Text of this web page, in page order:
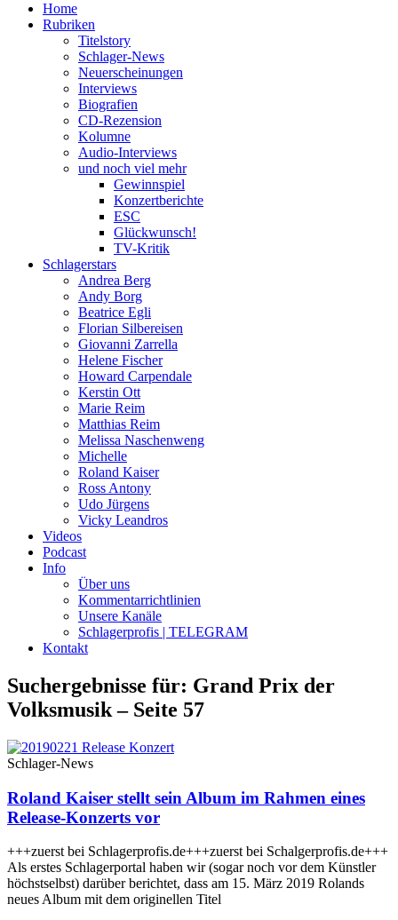
Home
Rubriken
Titelstory
Schlager-News
Neuerscheinungen
Interviews
Biografien
CD-Rezension
Kolumne
Audio-Interviews
und noch viel mehr
Gewinnspiel
Konzertberichte
ESC
Glückwunsch!
TV-Kritik
Schlagerstars
Andrea Berg
Andy Borg
Beatrice Egli
Florian Silbereisen
Giovanni Zarrella
Helene Fischer
Howard Carpendale
Kerstin Ott
Marie Reim
Matthias Reim
Melissa Naschenweng
Michelle
Roland Kaiser
Ross Antony
Udo Jürgens
Vicky Leandros
Videos
Podcast
Info
Über uns
Kommentarrichtlinien
Unsere Kanäle
Schlagerprofis | TELEGRAM
Kontakt
Suchergebnisse für: Grand Prix der
Volksmusik – Seite 57
Schlager-News
Roland Kaiser stellt sein Album im Rahmen eines
Release-Konzerts vor
+++zuerst bei Schlagerprofis.de+++zuerst bei Schalgerprofis.de+++
Als erstes Schlagerportal haben wir (sogar noch vor dem Künstler
höchstselbst) darüber berichtet, dass am 15. März 2019 Rolands
neues Album mit dem originellen Titel